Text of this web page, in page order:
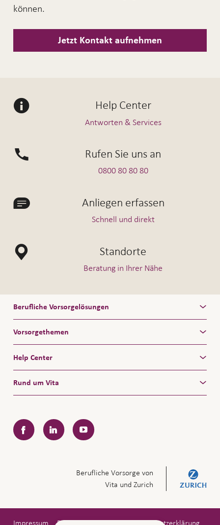
können.
Jetzt Kontakt aufnehmen
Help Center
Antworten & Services
Rufen Sie uns an
0800 80 80 80
Anliegen erfassen
Schnell und direkt
Standorte
Beratung in Ihrer Nähe
Berufliche Vorsorgelösungen
Vorsorgethemen
Help Center
Rund um Vita
FacebookLinkedInYouTube
Berufliche Vorsorge von
Vita und Zurich
Impressum Rechtliche Hinweise Datenschutzerklärung